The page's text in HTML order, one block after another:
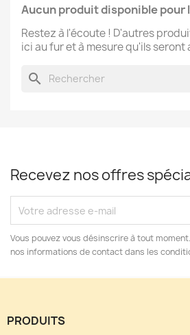
Aucun produit disponible pour
Restez à l'écoute ! D'autres
ici au fur et à mesure qu'ils seront
search
Recevez nos offres
Vous pouvez vous désinscrire à tout
nos informations de contact dans les
PRODUITS